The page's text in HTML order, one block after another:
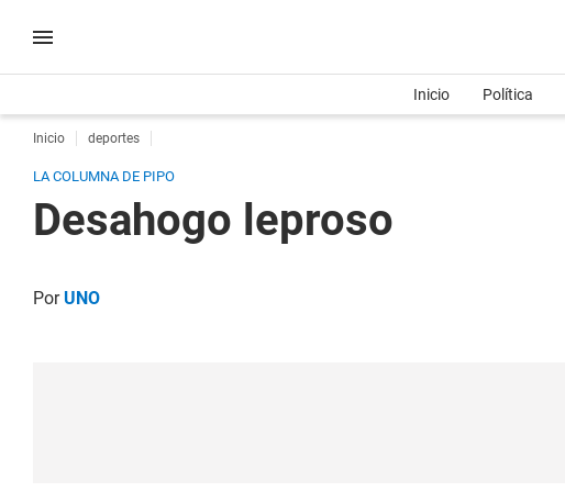
Inicio Política
Inicio deportes
LA COLUMNA DE PIPO
Desahogo leproso
PorUNO